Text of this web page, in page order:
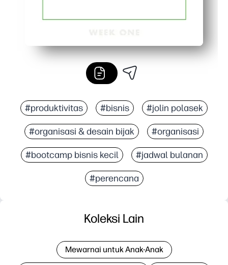
#produktivitas #bisnis #jolin polasek
#organisasi & desain bijak #organisasi
#bootcamp bisnis kecil #jadwal bulanan
#perencana
Koleksi Lain
Mewarnai untuk Anak-Anak